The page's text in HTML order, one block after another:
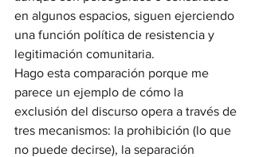
en algunos espacios, siguen ejerciendo
una función política de resistencia y
legitimación comunitaria.
Hago esta comparación porque me
parece un ejemplo de cómo la
exclusión del discurso opera a través de
tres mecanismos: la prohibición (lo que
no puede decirse), la separación